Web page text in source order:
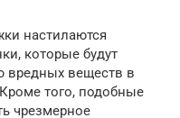
настилаются
которые будут
вредных веществ в
того, подобные
чрезмерное